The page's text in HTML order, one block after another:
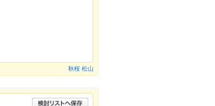
秋桜 松山